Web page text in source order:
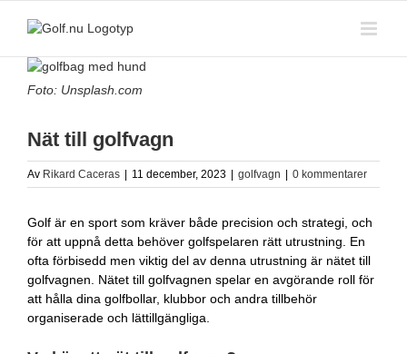
Visa
större
Foto: Unsplash.com
Nät till golfvagn
Av Rikard Caceras 11 december, 2023 golfvagn 0 kommentarer
Golf är en sport som kräver både precision och strategi, och
för att uppnå detta behöver golfspelaren rätt utrustning. En
ofta förbisedd men viktig del av denna utrustning är nätet till
golfvagnen. Nätet till golfvagnen spelar en avgörande roll för
att hålla dina golfbollar, klubbor och andra tillbehör
organiserade och lättillgängliga.